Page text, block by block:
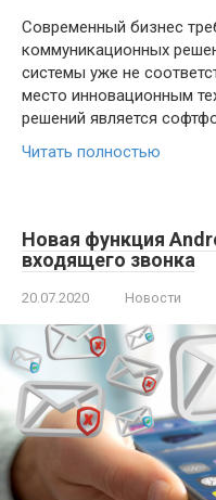
Современный бизнес
коммуникационных
системы уже не
место инновационным
решений является
Читать полностью
Новая функция
входящего звонка
20.07.2020 Новости